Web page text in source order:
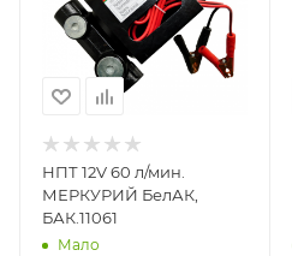
НПТ 12V 60 л/мин.
МЕРКУРИЙ БелАК,
БАК.11061
Мало